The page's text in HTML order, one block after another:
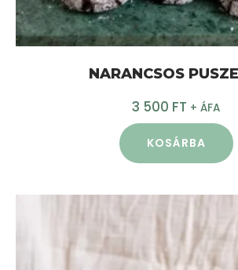
NARANCSOS
3 500 FT + ÁFA
KOSÁRBA